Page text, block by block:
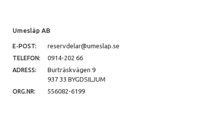
Umesläp AB
E-POST: reservdelar@umeslap.se
TELEFON: 0914-202 66
ADRESS:
Burträskvägen 9
937 33 BYGDSILJUM
ORG.NR: 556082-6199